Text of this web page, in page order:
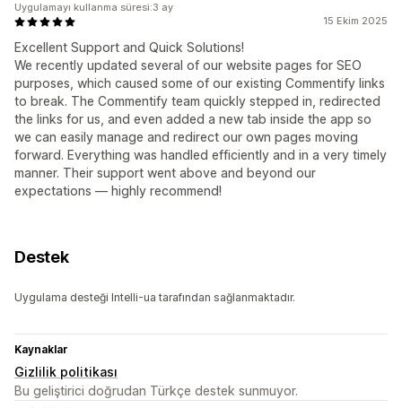
15 Ekim 2025
Excellent Support and Quick Solutions!
We recently updated several of our website pages for SEO
purposes, which caused some of our existing Commentify links
to break. The Commentify team quickly stepped in, redirected
the links for us, and even added a new tab inside the app so
we can easily manage and redirect our own pages moving
forward. Everything was handled efficiently and in a very timely
manner. Their support went above and beyond our
expectations — highly recommend!
Uygulamayı kullanma süresi:3 ay
Destek
Uygulama desteği Intelli-ua tarafından sağlanmaktadır.
Kaynaklar
Gizlilik politikası
Bu geliştirici doğrudan Türkçe destek sunmuyor.